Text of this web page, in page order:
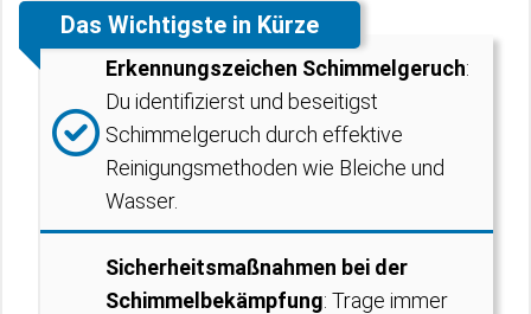
Das Wichtigste in Kürze
Erkennungszeichen Schimmelgeruch:
Du identifizierst und beseitigst
Schimmelgeruch durch effektive
Reinigungsmethoden wie Bleiche und
Wasser.
Sicherheitsmaßnahmen bei der
Schimmelbekämpfung: Trage immer